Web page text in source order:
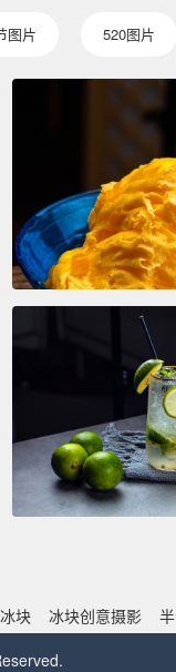
图片 520图片
块 冰块创意摄影